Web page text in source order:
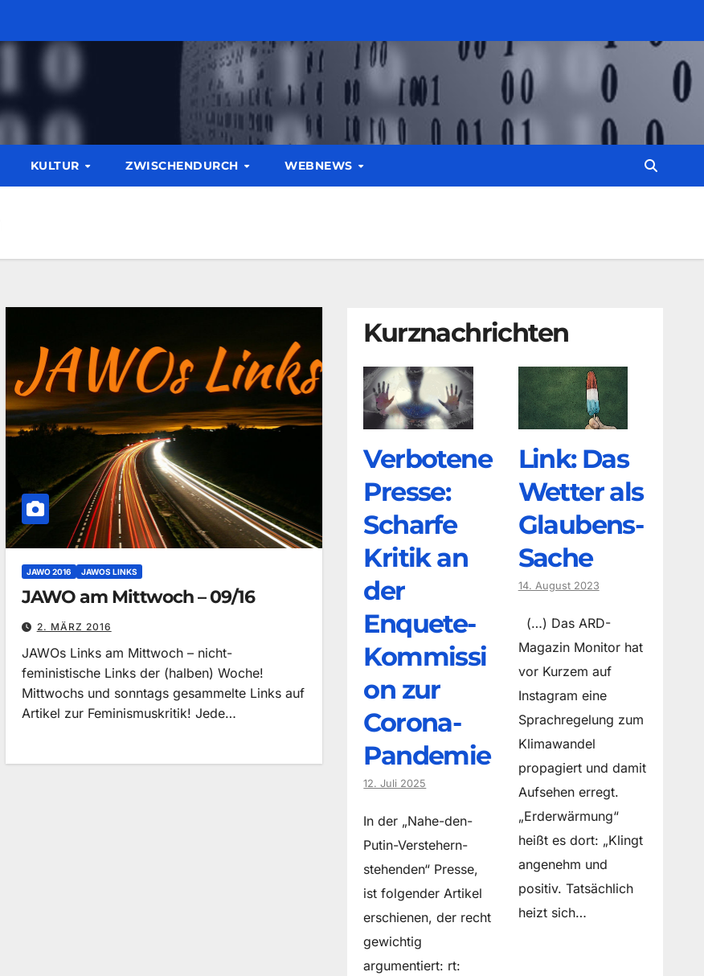
KULTUR ZWISCHENDURCH WEBNEWS
JAWO 2016 JAWOS LINKS
JAWO am Mittwoch – 09/16
2. MÄRZ 2016
JAWOs Links am Mittwoch – nicht-
feministische Links der (halben) Woche!
Mittwochs und sonntags gesammelte Links auf
Artikel zur Feminismuskritik! Jede…
Kurznachrichten
Verbotene
Presse:
Scharfe
Kritik an
der
Enquete-
Kommissi
on zur
Corona-
Pandemie
12. Juli 2025
In der „Nahe-den-
Putin-Verstehern-
stehenden“ Presse,
ist folgender Artikel
erschienen, der recht
gewichtig
argumentiert: rt:
Link: Das
Wetter als
Glaubens-
Sache
14. August 2023
(…) Das ARD-
Magazin Monitor hat
vor Kurzem auf
Instagram eine
Sprachregelung zum
Klimawandel
propagiert und damit
Aufsehen erregt.
„Erderwärmung“
heißt es dort: „Klingt
angenehm und
positiv. Tatsächlich
heizt sich…